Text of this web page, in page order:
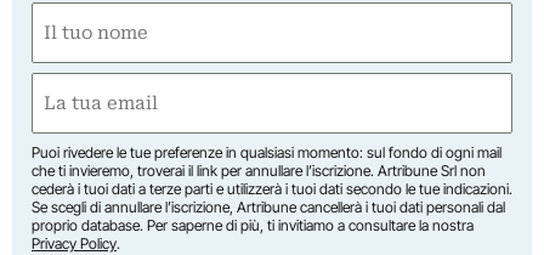
(Required)
First
(Required)
Puoi rivedere le tue preferenze in qualsiasi momento: sul fondo di ogni mail
che ti invieremo, troverai il link per annullare l’iscrizione. Artribune Srl non
cederà i tuoi dati a terze parti e utilizzerà i tuoi dati secondo le tue indicazioni.
Se scegli di annullare l’iscrizione, Artribune cancellerà i tuoi dati personali dal
proprio database. Per saperne di più, ti invitiamo a consultare la nostra
Privacy Policy.